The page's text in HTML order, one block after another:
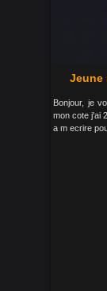
Jeune
Bonjour, je
mon cote j'ai
a m ecrire